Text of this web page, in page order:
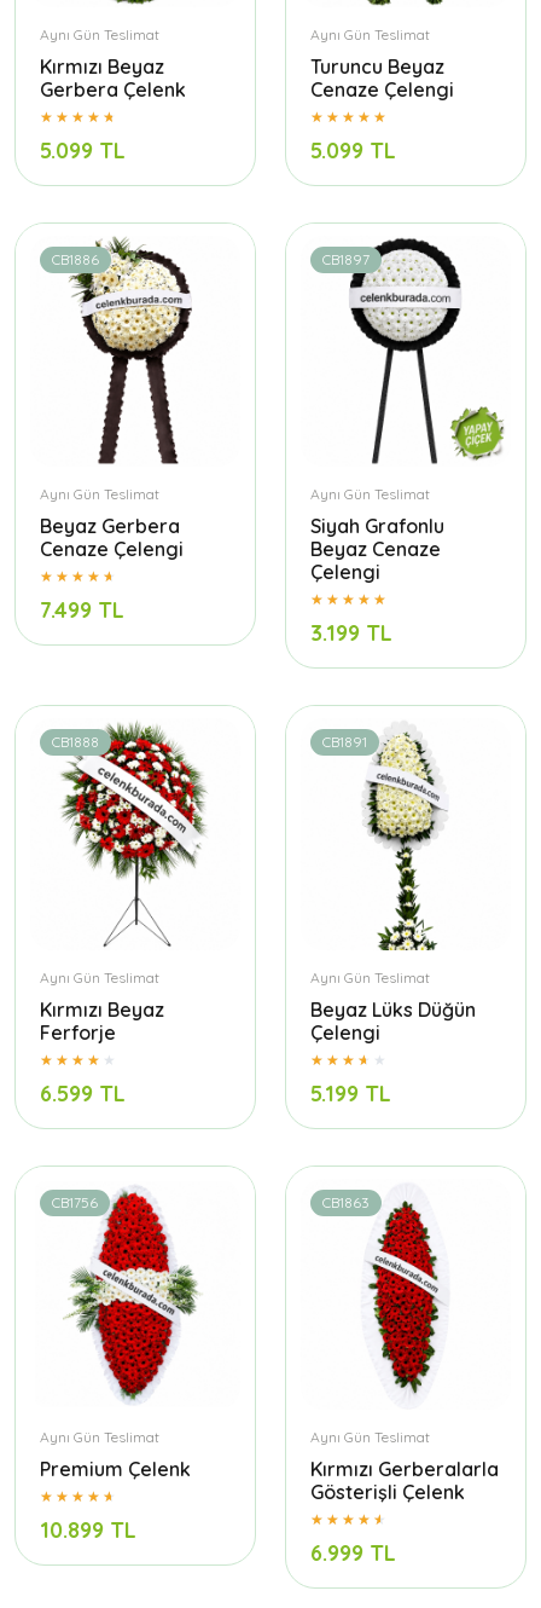
Aynı Gün Teslimat
Kırmızı Beyaz
Gerbera Çelenk
5.099 TL
Aynı Gün Teslimat
Turuncu Beyaz
Cenaze Çelengi
5.099 TL
CB1886
Aynı Gün Teslimat
Beyaz Gerbera
Cenaze Çelengi
7.499 TL
CB1897
Aynı Gün Teslimat
Siyah Grafonlu
Beyaz Cenaze
Çelengi
3.199 TL
CB1888
Aynı Gün Teslimat
Kırmızı Beyaz
Ferforje
6.599 TL
CB1891
Aynı Gün Teslimat
Beyaz Lüks Düğün
Çelengi
5.199 TL
CB1756
Aynı Gün Teslimat
Premium Çelenk
10.899 TL
CB1863
Aynı Gün Teslimat
Kırmızı Gerberalarla
Gösterişli Çelenk
6.999 TL